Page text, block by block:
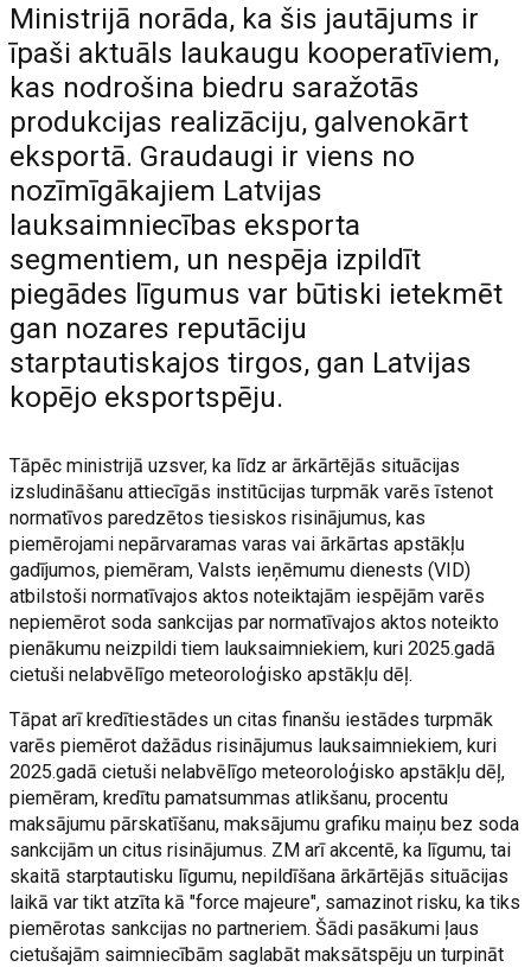
Ministrijā norāda, ka šis jautājums ir
īpaši aktuāls laukaugu kooperatīviem,
kas nodrošina biedru saražotās
produkcijas realizāciju, galvenokārt
eksportā. Graudaugi ir viens no
nozīmīgākajiem Latvijas
lauksaimniecības eksporta
segmentiem, un nespēja izpildīt
piegādes līgumus var būtiski ietekmēt
gan nozares reputāciju
starptautiskajos tirgos, gan Latvijas
kopējo eksportspēju.
Tāpēc ministrijā uzsver, ka līdz ar ārkārtējās situācijas
izsludināšanu attiecīgās institūcijas turpmāk varēs īstenot
normatīvos paredzētos tiesiskos risinājumus, kas
piemērojami nepārvaramas varas vai ārkārtas apstākļu
gadījumos, piemēram, Valsts ieņēmumu dienests (VID)
atbilstoši normatīvajos aktos noteiktajām iespējām varēs
nepiemērot soda sankcijas par normatīvajos aktos noteikto
pienākumu neizpildi tiem lauksaimniekiem, kuri 2025.gadā
cietuši nelabvēlīgo meteoroloģisko apstākļu dēļ.
Tāpat arī kredītiestādes un citas finanšu iestādes turpmāk
varēs piemērot dažādus risinājumus lauksaimniekiem, kuri
2025.gadā cietuši nelabvēlīgo meteoroloģisko apstākļu dēļ,
piemēram, kredītu pamatsummas atlikšanu, procentu
maksājumu pārskatīšanu, maksājumu grafiku maiņu bez soda
sankcijām un citus risinājumus. ZM arī akcentē, ka līgumu, tai
skaitā starptautisku līgumu, nepildīšana ārkārtējās situācijas
laikā var tikt atzīta kā "force majeure", samazinot risku, ka tiks
piemērotas sankcijas no partneriem. Šādi pasākumi ļaus
cietušajām saimniecībām saglabāt maksātspēju un turpināt